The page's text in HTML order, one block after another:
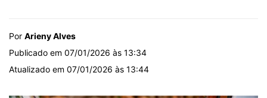
Por Arieny Alves
Publicado em 07/01/2026 às 13:34
Atualizado em 07/01/2026 às 13:44